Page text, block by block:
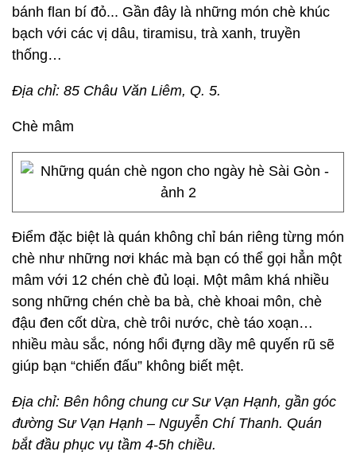
bánh flan bí đỏ... Gần đây là những món chè khúc
bạch với các vị dâu, tiramisu, trà xanh, truyền
thống…
Địa chỉ: 85 Châu Văn Liêm, Q. 5.
Chè mâm
Điểm đặc biệt là quán không chỉ bán riêng từng món
chè như những nơi khác mà bạn có thể gọi hẳn một
mâm với 12 chén chè đủ loại. Một mâm khá nhiều
song những chén chè ba bà, chè khoai môn, chè
đậu đen cốt dừa, chè trôi nước, chè táo xoạn…
nhiều màu sắc, nóng hổi đựng dầy mê quyến rũ sẽ
giúp bạn “chiến đấu” không biết mệt.
Địa chỉ: Bên hông chung cư Sư Vạn Hạnh, gần góc
đường Sư Vạn Hạnh – Nguyễn Chí Thanh. Quán
bắt đầu phục vụ tầm 4-5h chiều.